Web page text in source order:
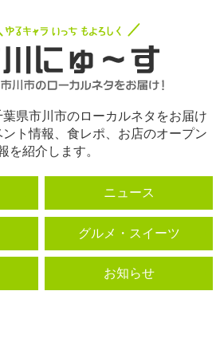
葉県市川市のローカルネタをお届け
ト情報、食レポ、お店のオープン
を紹介します。
ニュース
グルメ・スイーツ
お知らせ